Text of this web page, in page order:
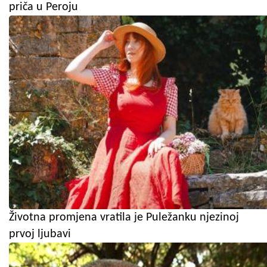
priča u Peroju
Životna promjena vratila je Puležanku njezinoj
prvoj ljubavi